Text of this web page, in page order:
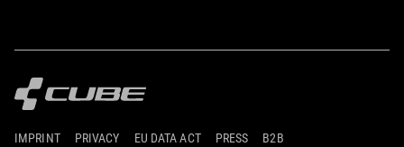
IMPRINT PRIVACY EU DATA ACT PRESS B2B